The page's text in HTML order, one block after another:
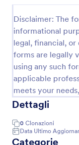
Disclaimer: The
informational
legal, financial,
forms are legally
using any such
applicable
meets your
Dettagli
0 Clonazioni
Data Ultimo
Categorie